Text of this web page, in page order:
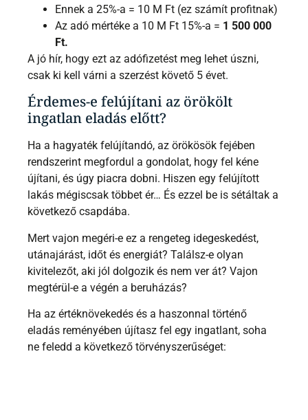
Ennek a 25%-a = 10 M Ft (ez számít profitnak)
Az adó mértéke a 10 M Ft 15%-a = 1 500 000
Ft.
A jó hír, hogy ezt az adófizetést meg lehet úszni,
csak ki kell várni a szerzést követő 5 évet.
Érdemes-e felújítani az örökölt
ingatlan eladás előtt?
Ha a hagyaték felújítandó, az örökösök fejében
rendszerint megfordul a gondolat, hogy fel kéne
újítani, és úgy piacra dobni. Hiszen egy felújított
lakás mégiscsak többet ér… És ezzel be is sétáltak a
következő csapdába.
Mert vajon megéri-e ez a rengeteg idegeskedést,
utánajárást, időt és energiát? Találsz-e olyan
kivitelezőt, aki jól dolgozik és nem ver át? Vajon
megtérül-e a végén a beruházás?
Ha az értéknövekedés és a haszonnal történő
eladás reményében újítasz fel egy ingatlant, soha
ne feledd a következő törvényszerűséget: